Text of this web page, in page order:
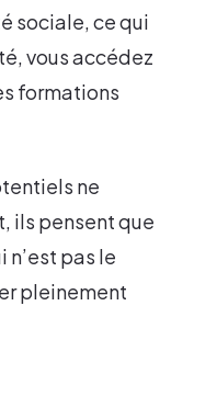
sociale, ce qui
vous accédez
formations
ne
ils pensent que
pas le
pleinement